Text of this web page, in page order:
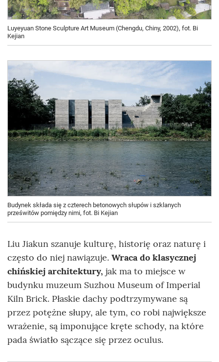
Luyeyuan Stone Sculpture Art Museum (Chengdu, Chiny, 2002), fot. Bi
Kejian
Budynek składa się z czterech betonowych słupów i szklanych
prześwitów pomiędzy nimi, fot. Bi Kejian
Liu Jiakun szanuje kulturę, historię oraz naturę i
często do niej nawiązuje. Wraca do klasycznej
chińskiej architektury, jak ma to miejsce w
budynku muzeum Suzhou Museum of Imperial
Kiln Brick. Płaskie dachy podtrzymywane są
przez potężne słupy, ale tym, co robi największe
wrażenie, są imponujące kręte schody, na które
pada światło sączące się przez oculus.